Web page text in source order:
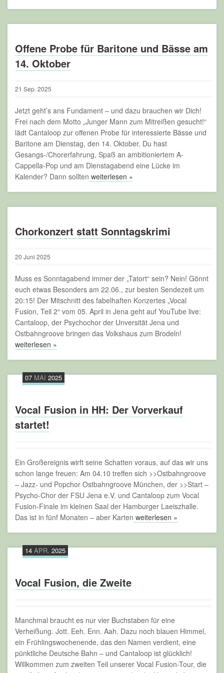
Offene Probe für Baritone und Bässe am
14. Oktober
21 Sep.2025
Jetzt geht’s ans Fundament – und dazu brauchen wir Dich!
Frei nach dem Motto „Junger Mann zum Mitreißen gesucht!“
lädt Cantaloop zur offenen Probe für interessierte Bässe und
Baritone am Dienstag, den 14. Oktober. Du hast
Gesangs-/Chorerfahrung, Spaß an ambitioniertem A-
Cappella-Pop und am Dienstagabend eine Lücke im
Kalender? Dann sollten weiterlesen »
Chorkonzert statt Sonntagskrimi
20 Juni 2025
Muss es Sonntagabend immer der „Tatort“ sein? Nein! Gönnt
euch etwas Besonders am 22.06., zur besten Sendezeit um
20:15! Der Mitschnitt des fabelhaften Konzertes „Vocal
Fusion, Teil 2“ vom 05. April in Jena geht auf YouTube live:
Cantaloop, der Psychochor der Unversität Jena und
Ostbahngroove bringen das Volkshaus zum Brodeln!
weiterlesen »
07 MAI 2025
Vocal Fusion in HH: Der Vorverkauf
startet!
Ein Großereignis wirft seine Schatten voraus, auf das wir uns
schon lange freuen: Am 04.10 treffen sich >>Ostbahngroove
– Jazz- und Popchor Ostbahngroove München, der >>Start –
Psycho-Chor der FSU Jena e.V. und Cantaloop zum Vocal
Fusion-Finale im kleinen Saal der Hamburger Laeiszhalle.
Das ist in fünf Monaten – aber Karten weiterlesen »
14 APR. 2025
Vocal Fusion, die Zweite
Manchmal braucht es nur vier Buchstaben für eine
Verheißung. Jott. Eeh. Enn. Aah. Dazu noch blauen Himmel,
ein Frühlingswochenende, das den Namen verdient, eine
pünktliche Deutsche Bahn – und Cantaloop ist glücklich!
Willkommen zum zweiten Teil unserer Vocal Fusion-Tour, die